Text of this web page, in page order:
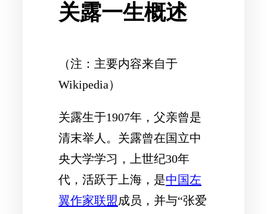
关露一生概述
（注：主要内容来自于
Wikipedia）
关露生于1907年，父亲曾是
清末举人。关露曾在国立中
央大学学习，上世纪30年
代，活跃于上海，是中国左
翼作家联盟成员，并与“张爱